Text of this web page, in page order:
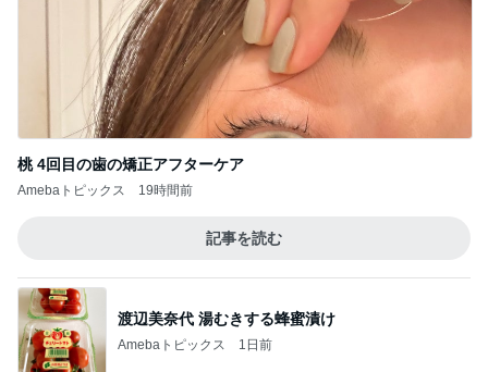
桃 4回目の歯の矯正アフターケア
Amebaトピックス 19時間前
記事を読む
渡辺美奈代 湯むきする蜂蜜漬け
Amebaトピックス 1日前